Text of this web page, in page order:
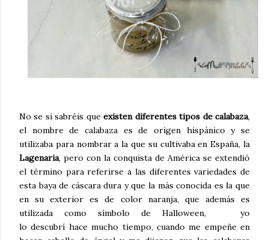
No se si sabréis queexisten diferentes tipos de calabaza,
el nombre de calabaza es de origen hispánico y se
utilizaba para nombrar a la que su cultivaba en España, la
Lagenaria, pero con la conquista de América se extendió
el término para referirse a las diferentes variedades de
esta baya de cáscara dura y que la más conocida es la que
en su exterior es de color naranja, que además es
utilizada como símbolo de Halloween, yo
lo descubrí hace mucho tiempo, cuando me empeñe en